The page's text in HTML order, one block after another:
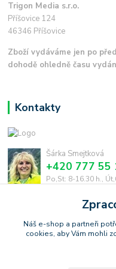
Trigon Media s.r.o.
Příšovice 124
46346 Příšovice
Zboží vydáváme jen po
dohodě ohledně času
Kontakty
Šárka Smejtková
+420 777 55
Po,St: 8-16.30 h.,
Náš e-shop a partneři
cookies, aby Vám mohli